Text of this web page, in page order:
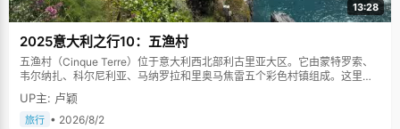
13:28
2025意大利之行10：五渔村
五渔村（Cinque Terre）位于意大利西北部利古里亚大区。它由蒙特罗索、
韦尔纳扎、科尔尼利亚、马纳罗拉和里奥马焦雷五个彩色村镇组成。这里依
山傍海，房屋色彩斑斓，1997年被列为世界文化遗产。
UP主: 卢颖
旅行 • 2026/8/2